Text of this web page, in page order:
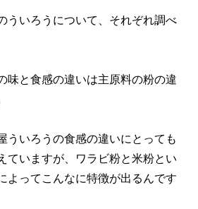
ういろうについて、それぞれ調べ
味と食感の違いは主原料の粉の違
ういろうの食感の違いにとっても
ていますが、ワラビ粉と米粉とい
よってこんなに特徴が出るんです